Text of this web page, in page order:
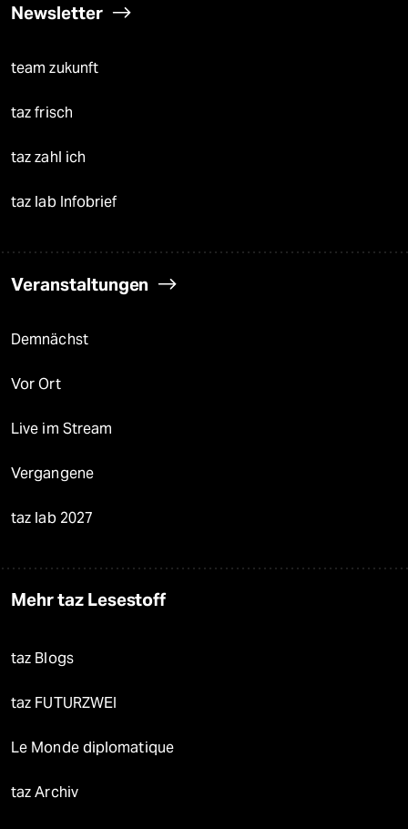
Newsletter
team zukunft
taz frisch
taz zahl ich
taz lab Infobrief
Veranstaltungen
Demnächst
Vor Ort
Live im Stream
Vergangene
taz lab 2027
Mehr taz Lesestoff
taz Blogs
taz FUTURZWEI
Le Monde diplomatique
taz Archiv